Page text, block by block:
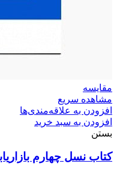
مقایسه
مشاهده سریع
افزودن به علاقه‌مندی‌ها
افزودن به سبد خرید
بستن
کتاب نسل چهارم